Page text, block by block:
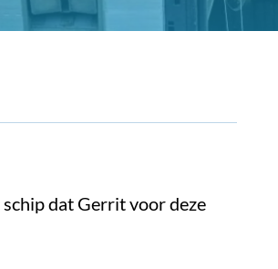
dat Gerrit voor deze